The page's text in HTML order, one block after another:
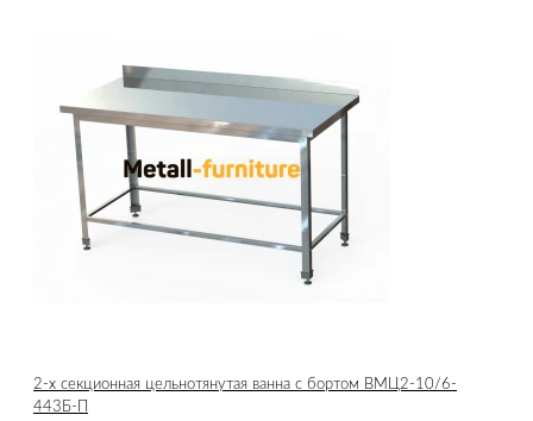
2-х секционная цельнотянутая ванна с бортом ВМЦ2-10/6-
443Б-П